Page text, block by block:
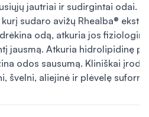
jautriai ir sudirgintai odai.
sudaro avižų Rhealba®
odą, atkuria jos
jausmą. Atkuria hidrolipidinę
odos sausumą. Kliniškai
švelni, aliejinė ir plėvelę